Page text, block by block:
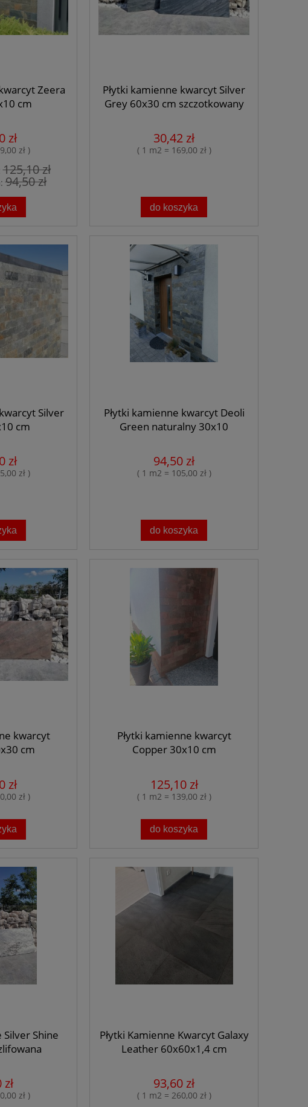
cm
zł
Fornir kamienny Silver Grey
2MM tapeta 122x61x0,2 cm
81,84 zł
93,00 zł
do koszyka
Zeera
cm
zł
zł )
125,10 zł
94,50 zł
Płytki kamienne kwarcyt Silver
Grey 60x30 cm szczotkowany
30,42 zł
( 1 m2 = 169,00 zł )
do koszyka
Silver
cm
zł
zł )
Płytki kamienne kwarcyt Deoli
Green naturalny 30x10
94,50 zł
( 1 m2 = 105,00 zł )
do koszyka
kwarcyt
cm
zł
zł )
Płytki kamienne kwarcyt
Copper 30x10 cm
125,10 zł
( 1 m2 = 139,00 zł )
do koszyka
Silver Shine
zł )
Płytki Kamienne Kwarcyt Galaxy
Leather 60x60x1,4 cm
93,60 zł
( 1 m2 = 260,00 zł )